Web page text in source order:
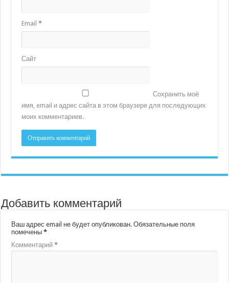
Email*
Сайт
Сохранить моё
имя, email и адрес сайта в этом браузере для последующих
моих комментариев.
Добавить комментарий
Ваш адрес email не будет опубликован. Обязательные поля
помечены*
Комментарий*